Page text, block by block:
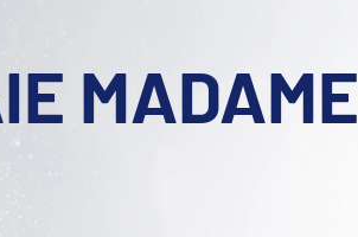
MADAME